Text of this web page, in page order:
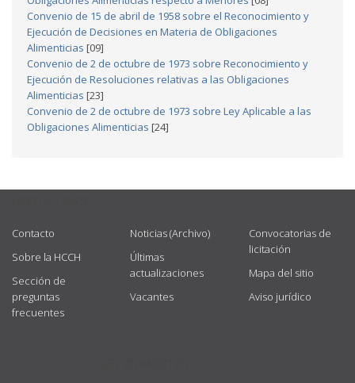
Convenio de 15 de abril de 1958 sobre el Reconocimiento y
Ejecución de Decisiones en Materia de Obligaciones
Alimenticias [09]
Convenio de 2 de octubre de 1973 sobre Reconocimiento y
Ejecución de Resoluciones relativas a las Obligaciones
Alimenticias [23]
Convenio de 2 de octubre de 1973 sobre Ley Aplicable a las
Obligaciones Alimenticias [24]
Contacto
Sobre la HCCH
Sección de
preguntas
frecuentes
Noticias (Archivo)
Últimas
actualizaciones
Vacantes
Convocatorias de
licitación
Mapa del sitio
Aviso jurídico